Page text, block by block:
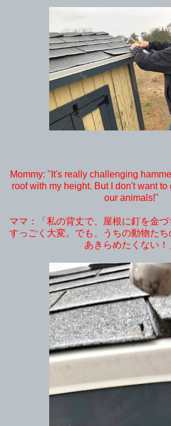
Mommy: "It's really challenging
roof with my height. But I don't want
our animals!"
ママ：「私の背丈で、屋根に釘を金
すっごく大変。でも、うちの動物たち
あきらめたくない！